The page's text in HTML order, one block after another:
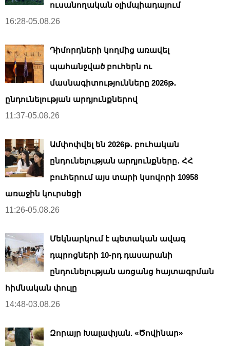
ուսանողական օլիմպիադայում
16:28-05.08.26
Դիմորդների կողմից առավել
պահանջված բուհերն ու
մասնագիտությունները 2026թ․
ընդունելության արդյունքներով
11:37-05.08.26
Ամփոփվել են 2026թ․ բուհական
ընդունելության արդյունքները․ ՀՀ
բուհերում այս տարի կսովորի 10958
առաջին կուրսեցի
11:26-05.08.26
Մեկնարկում է պետական ավագ
դպրոցների 10-րդ դասարանի
ընդունելության առցանց հայտագրման
հիմնական փուլը
14:48-03.08.26
Զորայր Խալափյան. «Ծովինար»